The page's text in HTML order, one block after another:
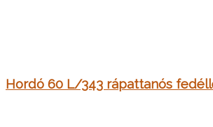
Hordó 60 L/343 rápattanós